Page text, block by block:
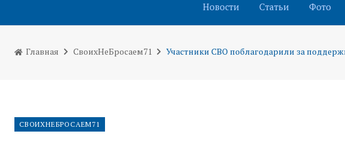
Новости Статьи Фото
Главная СвоихНеБросаем71 Участники СВО поблагодарили за
СВОИХНЕБРОСАЕМ71